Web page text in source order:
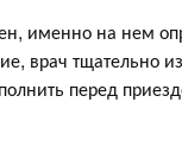
именно на нем
врач тщательно
перед